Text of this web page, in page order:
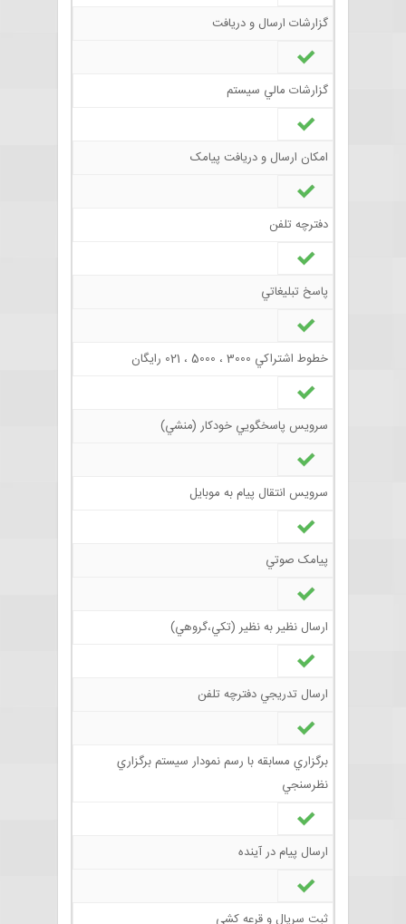
گزارشات ارسال و دريافت
گزارشات مالي سيستم
امکان ارسال و دريافت پيامک
دفترچه تلفن
پاسخ تبليغاتي
خطوط اشتراکي 3000 ، 5000 ، 021 رايگان
سرويس پاسخگويي خودکار (منشي)
سرويس انتقال پيام به موبايل
پيامک صوتي
ارسال نظير به نظير (تکي،گروهي)
ارسال تدريجي دفترچه تلفن
برگزاري مسابقه با رسم نمودار سيستم برگزاري
نظرسنجي
ارسال پيام در آينده
ثبت سريال و قرعه کشي